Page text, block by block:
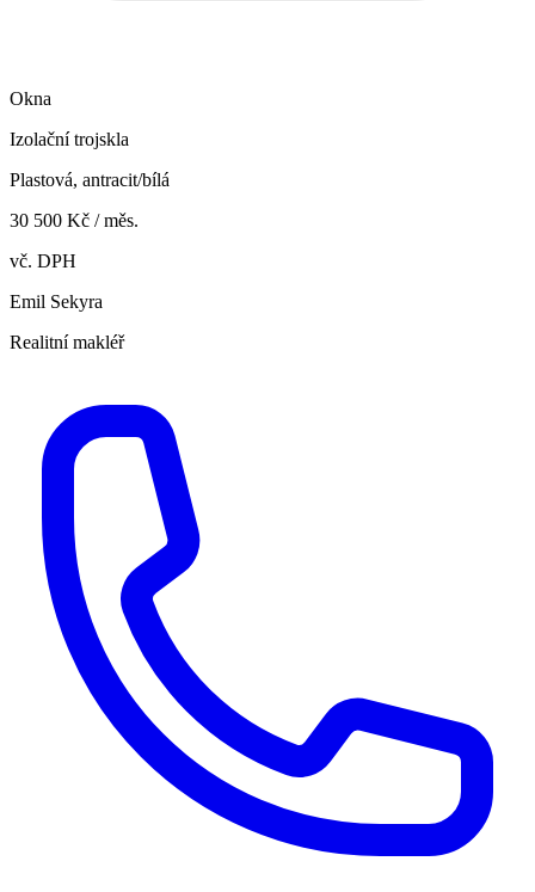
Okna
Izolační trojskla
Plastová, antracit/bílá
30 500 Kč / měs.
vč. DPH
Emil Sekyra
Realitní makléř